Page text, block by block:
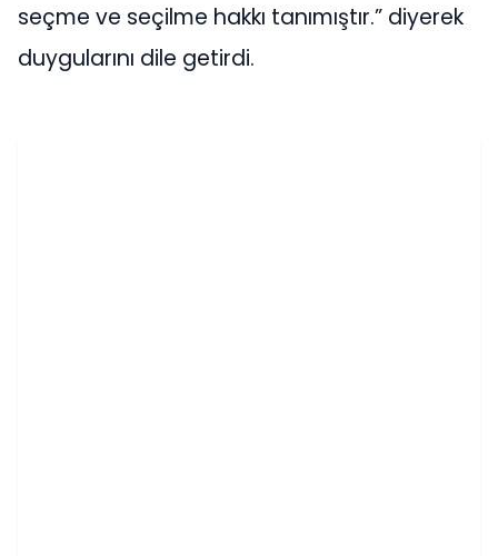
seçme ve seçilme hakkı tanımıştır.” diyerek
duygularını dile getirdi.